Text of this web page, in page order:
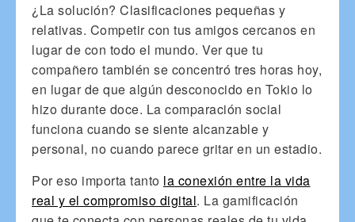
¿La solución? Clasificaciones pequeñas y
relativas. Competir con tus amigos cercanos en
lugar de con todo el mundo. Ver que tu
compañero también se concentró tres horas hoy,
en lugar de que algún desconocido en Tokio lo
hizo durante doce. La comparación social
funciona cuando se siente alcanzable y
personal, no cuando parece gritar en un estadio.
Por eso importa tanto la conexión entre la vida
real y el compromiso digital. La gamificación